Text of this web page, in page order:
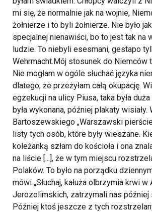
mi się, że normalnie jak na wojnie,
żołnierze i to byli żołnierze. Nie było
specjalnej nienawiści, bo to jest tak na
ludzie. To niebyli esesmani, gestapo
Wehrmacht.Mój stosunek do Niemców
Nie mogłam w ogóle słuchać języka
dlatego, że przeżyłam całą okupację.
egzekucji na ulicy Piusa, taka była
była wykonana, później plakaty wisiały.
Bartoszewskiego „Warszawski
listy tych osób, które były wieszane.
koleżanką szłam do kościoła i ona
na liście [...], że w tym miejscu
Polaków. To było na porządku
mówi „Słuchaj, kałuża olbrzymia krwi w
Jerozolimskich, zatrzymali nas później
Później ktoś jeszcze z tych